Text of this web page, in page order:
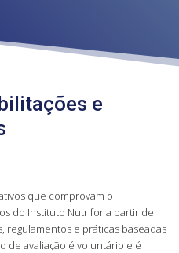
e
que comprovam o
do Instituto Nutrifor a partir de
e práticas baseadas
de avaliação é voluntário e é